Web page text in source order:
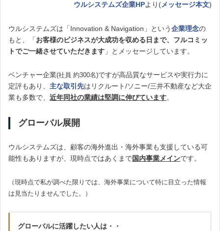
ウルシステムズ企業HPより(メッセージ本文)
ウルシステムズは「Innovation & Navigation」という企業理念の
もと、「お客様のビジネスが大成功を収める日まで、フルコミッ
トでご一緒させていただきます 」とメッセージしています。
ベンチャー企業(社員 約300名)ですが高品質なサービスや実行力に
定評もあり、 主な取引先はリクルート/ソニー/三井不動産など大企
業も多数で、 近年同社の業績は堅調に伸びています。
グローバル展開
ウルシステムズは、顧客の海外進出・海外事業も支援している可
能性もありますが、現時点ではあくまで国内事業メインです。
（現時点で私が調べた限りでは、海外事業について特に目立った情報
は見当たりませんでした。）
グローバルに活躍したい人は・・